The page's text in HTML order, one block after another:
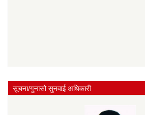
सूचना/गुनासो सुनवाई अधिकारी